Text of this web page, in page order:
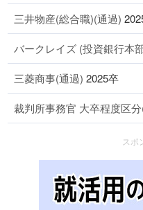
三井物産(総合職)(通過)
バークレイズ (投資銀行本
三菱商事(通過) 2025卒
裁判所事務官 大卒程度区分
スポ